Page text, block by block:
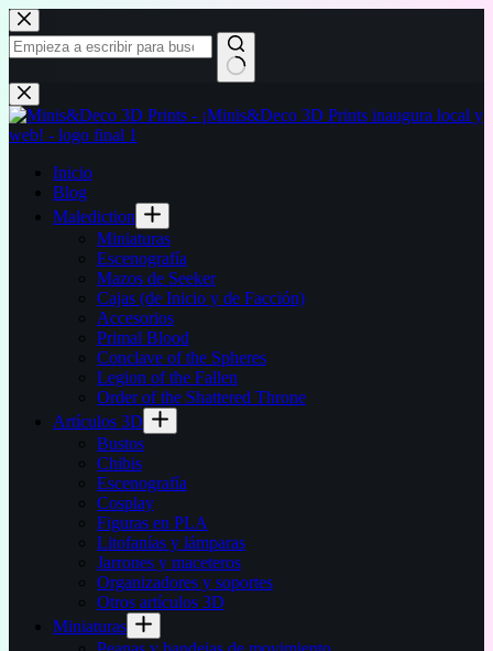
Saltar
al
contenido
Sin
resultados
Inicio
Blog
Malediction
Miniaturas
Escenografía
Mazos de Seeker
Cajas (de Inicio y de Facción)
Accesorios
Primal Blood
Conclave of the Spheres
Legion of the Fallen
Order of the Shattered Throne
Artículos 3D
Bustos
Chibis
Escenografía
Cosplay
Figuras en PLA
Litofanías y lámparas
Jarrones y maceteros
Organizadores y soportes
Otros artículos 3D
Miniaturas